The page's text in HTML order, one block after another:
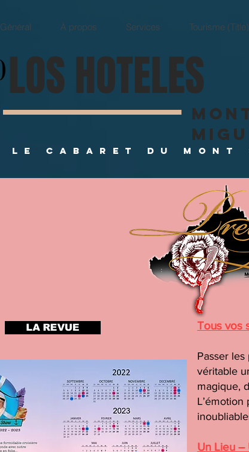
Général À propos Services Tourisme (Title)
LOS HOTELES
LE CABARET DU MONT
LA REVUE Tous vos
Passer
véritable
magique,
Un Lieu –